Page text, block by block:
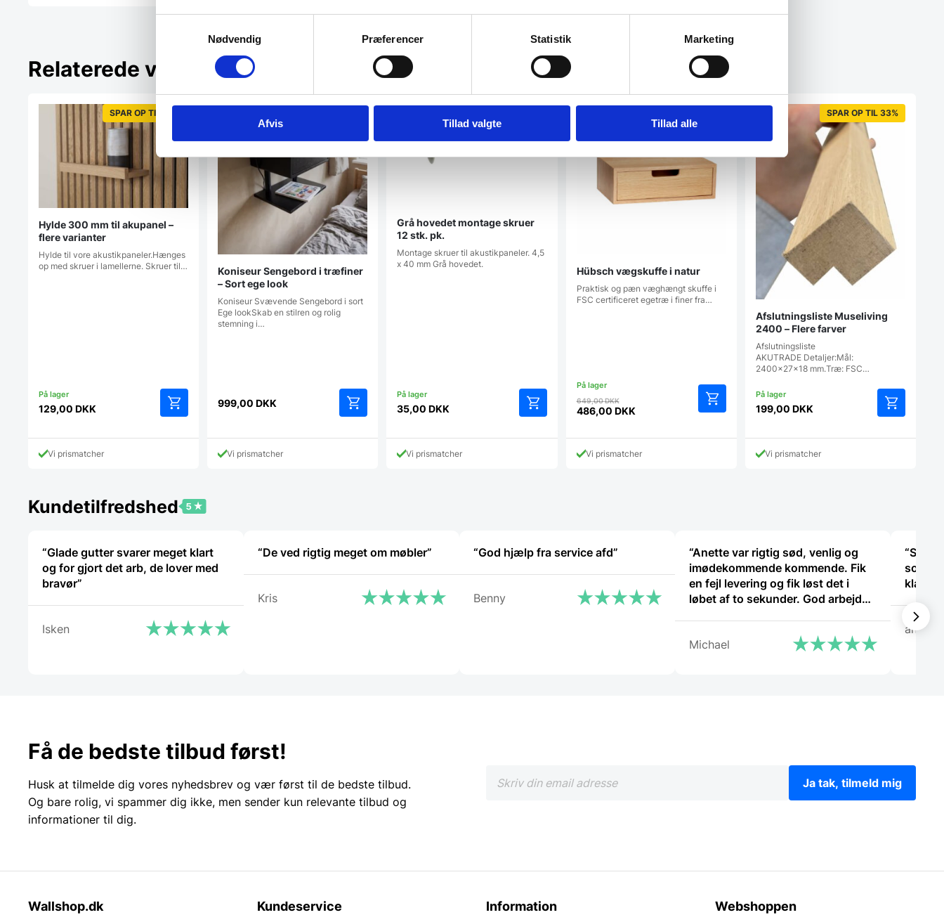
Nødvendig
Præferencer Statistik Marketing
Afvis Tillad valgte Tillad alle
Relaterede varer
SPAR OP TIL 32%
Hylde 300 mm til akupanel –
flere varianter
Hylde til vore akustikpaneler.Hænges
op med skruer i lamellerne. Skruer til…
129,00 DKK
vare
kan
vælges
Vi prismatcher
Koniseur Sengebord i træfiner
– Sort ege look
Koniseur Svævende Sengebord i sort
Ege lookSkab en stilren og rolig
stemning i…
999,00DKK
Vi prismatcher
Grå hovedet montage skruer
12 stk. pk.
Montage skruer til akustikpaneler. 4,5
x 40 mm Grå hovedet.
35,00DKK
Vi prismatcher
Hübsch vægskuffe i natur
Praktisk og pæn væghængt skuffe i
FSC certificeret egetræ i finer fra…
649,00DKKDen
oprindelige
var:
649,00 DKK.
486,00 DKK
aktuelle
pris
er:Vi prismatcher
SPAR OP TIL 33%
Afslutningsliste Museliving
2400 – Flere farver
Afslutningsliste
AKUTRADE Detaljer:Mål:
2400x27x18 mm.Træ: FSC…
199,00 DKK
vare
Vi prismatcher
Kundetilfredshed
“Glade gutter svarer meget klart
og for gjort det arb, de lover med
bravør”
Isken
“De ved rigtig meget om møbler”
Kris
“God hjælp fra service afd”
Benny
“Anette var rigtig sød, venlig og
imødekommende kommende. Fik
en fejl levering og fik løst det i
løbet af to sekunder. God arbejde
Michael
som vi
klart
Få de bedste tilbud først!
Husk at tilmelde dig vores nyhedsbrev og vær først til de bedste tilbud.
Og bare rolig, vi spammer dig ikke, men sender kun relevante tilbud og
informationer til dig.
Ja tak, tilmeld mig
Wallshop.dk Kundeservice Information Webshoppen